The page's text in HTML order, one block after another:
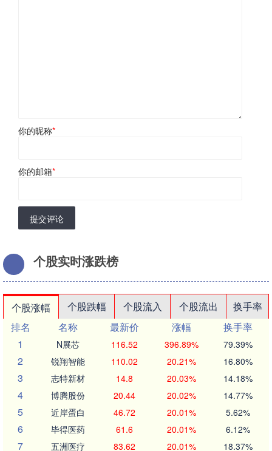
你的昵称*
你的邮箱*
提交评论
个股实时涨跌榜
个股涨幅 个股跌幅 个股流入 个股流出
换手率
排名
名称 最新价 涨幅
换手率
1
N展芯 116.52 396.89% 79.39%
2 锐翔智能 110.02 20.21% 16.80%
3 志特新材 14.8 20.03% 14.18%
4 博腾股份 20.44 20.02% 14.77%
5 近岸蛋白 46.72 20.01% 5.62%
6 毕得医药 61.6 20.01% 6.12%
7 五洲医疗 83.62 20.01% 18.37%